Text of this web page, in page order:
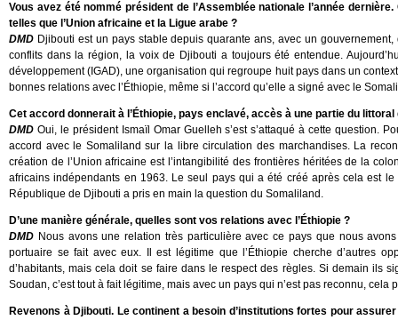
Vous avez été nommé président de l’Assemblée nationale l’année
telles que l’Union africaine et la Ligue arabe ?
DMD Djibouti est un pays stable depuis quarante ans, avec un
conflits dans la région, la voix de Djibouti a toujours été entendue.
développement (IGAD), une organisation qui regroupe huit pays dans un
bonnes relations avec l’Éthiopie, même si l’accord qu’elle a signé avec le
Cet accord donnerait à l’Éthiopie, pays enclavé, accès à une partie du littoral
DMD Oui, le président Ismaïl Omar Guelleh s’est s’attaqué à cette question.
accord avec le Somaliland sur la libre circulation des marchandises. La
création de l’Union africaine est l’intangibilité des frontières héritées de la
africains indépendants en 1963. Le seul pays qui a été créé après cela est
République de Djibouti a pris en main la question du Somaliland.
D’une manière générale, quelles sont vos relations avec l’Éthiopie ?
DMD Nous avons une relation très particulière avec ce pays que nous
portuaire se fait avec eux. Il est légitime que l’Éthiopie cherche d’autres
d’habitants, mais cela doit se faire dans le respect des règles. Si demain ils
Soudan, c’est tout à fait légitime, mais avec un pays qui n’est pas reconnu, cela
Revenons à Djibouti. Le continent a besoin d’institutions fortes pour